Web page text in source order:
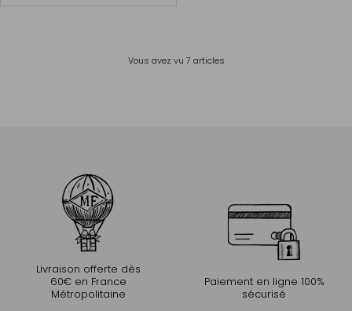
Vous avez vu 7 articles
Livraison offerte dès
60€ en France
Métropolitaine
Paiement en ligne 100%
sécurisé